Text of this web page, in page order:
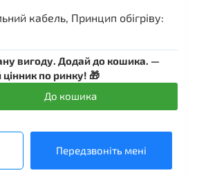
кабель, Принцип обігріву:
вигоду. Додай до кошика. —
по ринку! 🎁
До кошика
Передзвоніть мені